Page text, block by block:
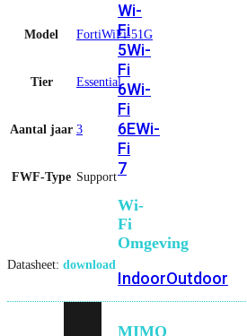
Wi-
Fi
5Wi-
Fi
6Wi-
Fi
6EWi-
Fi
7
Wi-
Fi
Omgeving
IndoorOutdoor
MIMO
Model FortiWiFi-51G
Tier Essential
Aantal jaar 3
FWF-Type Support
Datasheet: download